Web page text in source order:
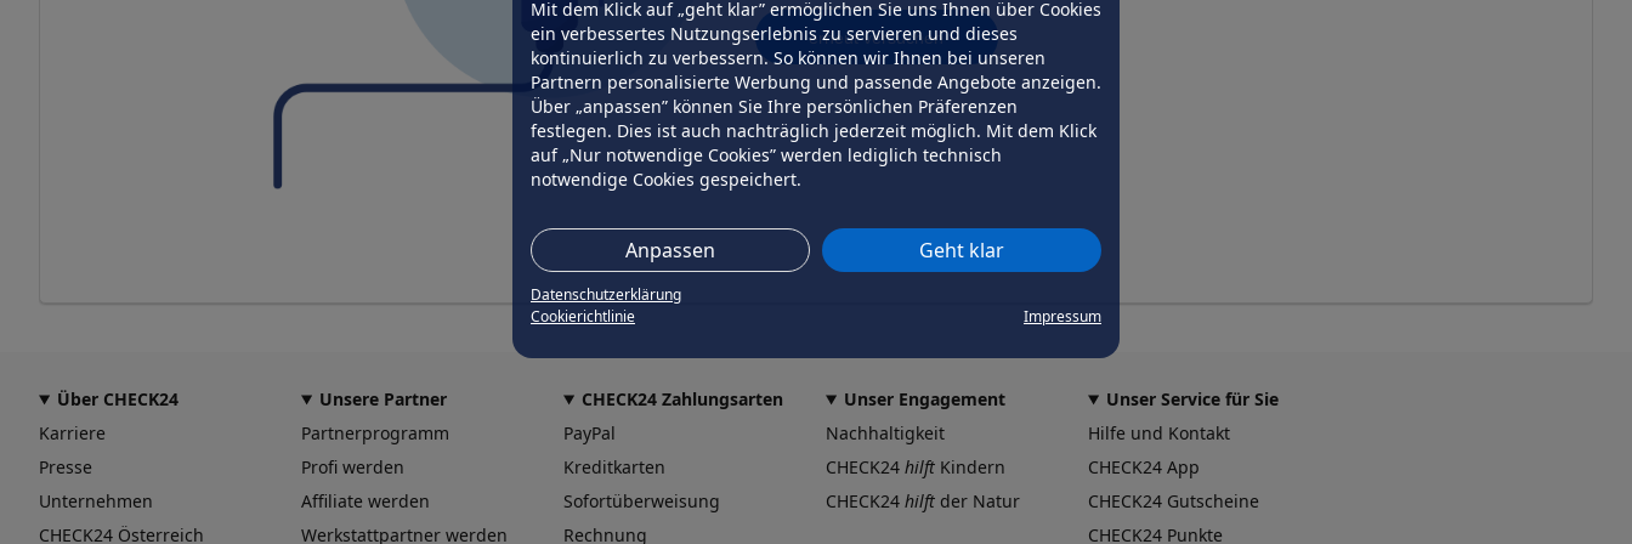
Mit dem Klick auf „geht klar” ermöglichen Sie uns Ihnen über Cookies
ein verbessertes Nutzungserlebnis zu servieren und dieses
kontinuierlich zu verbessern. So können wir Ihnen bei unseren
Partnern personalisierte Werbung und passende Angebote anzeigen.
Über „anpassen” können Sie Ihre persönlichen Präferenzen
festlegen. Dies ist auch nachträglich jederzeit möglich. Mit dem Klick
auf „Nur notwendige Cookies” werden lediglich technisch
notwendige Cookies gespeichert.
Anpassen Geht klar
Datenschutzerklärung
Cookierichtlinie
Impressum
erneut versuchen
Über CHECK24
Karriere
Presse
Unternehmen
CHECK24 Österreich
Unsere Partner
Partnerprogramm
Profi werden
Affiliate werden
Werkstattpartner werden
CHECK24 Zahlungsarten
PayPal
Kreditkarten
Sofortüberweisung
Rechnung
Unser Engagement
Nachhaltigkeit
CHECK24 hilft Kindern
CHECK24 hilft der Natur
Unser Service für Sie
Hilfe und Kontakt
CHECK24 App
CHECK24 Gutscheine
CHECK24 Punkte